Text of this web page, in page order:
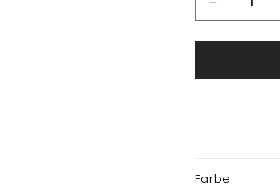
Verringere
die
Menge
Osterhase
Farbe